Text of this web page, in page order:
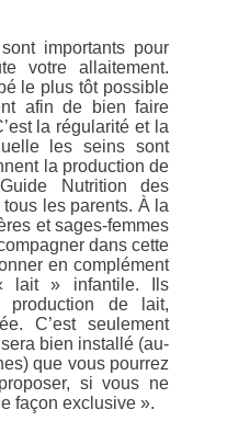
importants pour
votre allaitement.
le plus tôt possible
afin de bien faire
la régularité et la
les seins sont
la production de
Nutrition des
les parents. À la
et sages-femmes
dans cette
en complément
lait » infantile. Ils
production de lait,
C’est seulement
bien installé (au-
que vous pourrez
si vous ne
façon exclusive ».